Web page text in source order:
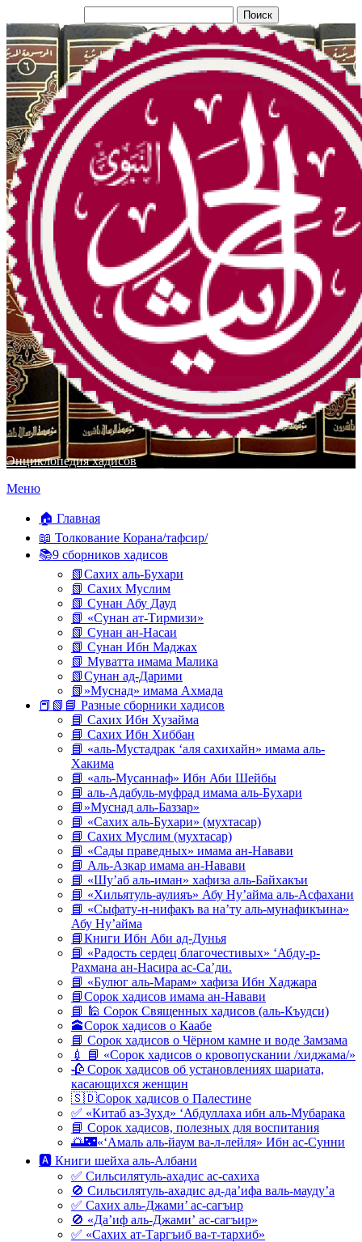
Энциклопедия хадисов
Перейти
содержимому
Меню
🏠 Главная
📖 Толкование Корана/тафсир/
📚9 сборников хадисов
📗Сахих аль-Бухари
📗 Сахих Муслим
📗 Сунан Абу Дауд
📗 «Сунан ат-Тирмизи»
📗 Сунан ан-Насаи
📗 Сунан Ибн Маджах
📗 Муватта имама Малика
📗Сунан ад-Дарими
📗»Муснад» имама Ахмада
📕📗📘 Разные сборники хадисов
📘 Сахих Ибн Хузайма
📘 Сахих Ибн Хиббан
📘 «аль-Мустадрак ‘аля сахихайн» имама аль-
Хакима
📘 «аль-Мусаннаф» Ибн Аби Шейбы
📘 аль-Адабуль-муфрад имама аль-Бухари
📘»Муснад аль-Баззар»
📘 «Сахих аль-Бухари» (мухтасар)
📘 Сахих Муслим (мухтасар)
📘 «Сады праведных» имама ан-Навави
📘 Аль-Азкар имама ан-Навави
📘 «Шу’аб аль-иман» хафиза аль-Байхакъи
📘 «Хильятуль-аулияъ» Абу Ну’айма аль-Асфахани
📘 «Сыфату-н-нифакъ ва на’ту аль-мунафикъина»
Абу Ну’айма
📘Книги Ибн Аби ад-Дунья
📘 «Радость сердец благочестивых» ‘Абду-р-
Рахмана ан-Насира ас-Са’ди.
📘 «Булюг аль-Марам» хафиза Ибн Хаджара
📘Сорок хадисов имама ан-Навави
📘 🕌 Сорок Священных хадисов (аль-Къудси)
🕋Сорок хадисов о Каабе
📘 Сорок хадисов о Чёрном камне и воде Замзама
💉 📘 «Сорок хадисов о кровопускании /хиджама/»
🥀 Сорок хадисов об установлениях шариата,
касающихся женщин
🇸🇩Сорок хадисов о Палестине
✅ «Китаб аз-Зухд» ‘Абдуллаха ибн аль-Мубарака
📘 Сорок хадисов, полезных для воспитания
🌅🌃«‘Амаль аль-йаум ва-л-лейля» Ибн ас-Сунни
🅰 Книги шейха аль-Албани
✅ Сильсилятуль-ахадис ас-сахиха
🚫 Сильсилятуль-ахадис ад-да’ифа валь-мауду’а
✅ Сахих аль-Джами’ ас-сагъир
🚫 «Да’иф аль-Джами’ ас-сагъир»
✅ «Сахих ат-Таргъиб ва-т-тархиб»